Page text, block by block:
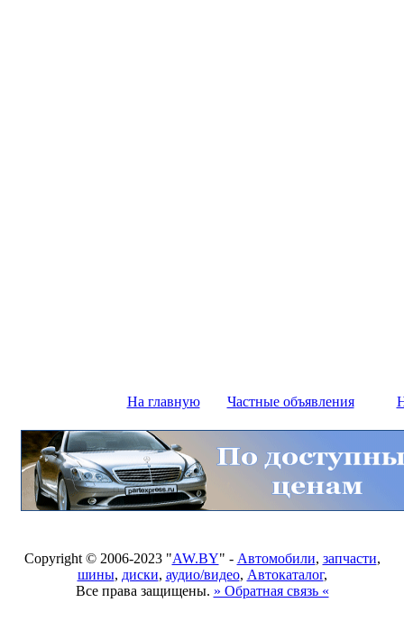
На главную Частные объявления
Copyright © 2006-2023 "AW.BY" - Автомобили, запчасти,
шины, диски, аудио/видео, Автокаталог,
Все права защищены. » Обратная связь «